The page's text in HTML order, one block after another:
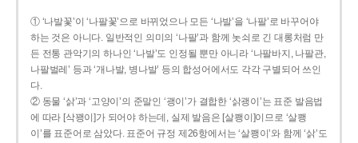
① ‘나발꽃’이 ‘나팔꽃’으로 바뀌었으나 모든 ‘나발’을 ‘나팔’로 바꾸어야
하는 것은 아니다. 일반적인 의미의 ‘나팔’과 함께 놋쇠로 긴 대롱처럼 만
든 전통 관악기의 하나인 ‘나발’도 인정될 뿐만 아니라 ‘나팔바지, 나팔관,
나팔벌레’ 등과 ‘개나발, 병나발’ 등의 합성어에서도 각각 구별되어 쓰인
다.
② 동물 ‘삵’과 ‘고양이’의 준말인 ‘괭이’가 결합한 ‘삵괭이’는 표준 발음법
에 따라 [삭꽹이]가 되어야 하는데, 실제 발음은 [살쾡이]이므로 ‘살쾡
이’를 표준어로 삼았다. 표준어 규정 제26항에서는 ‘살쾡이’와 함께 ‘삵’도